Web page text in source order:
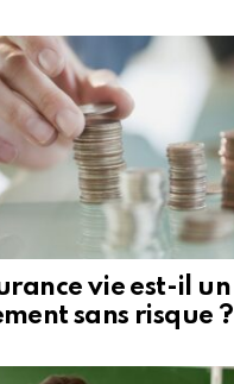
vie est-il un
sans risque ?